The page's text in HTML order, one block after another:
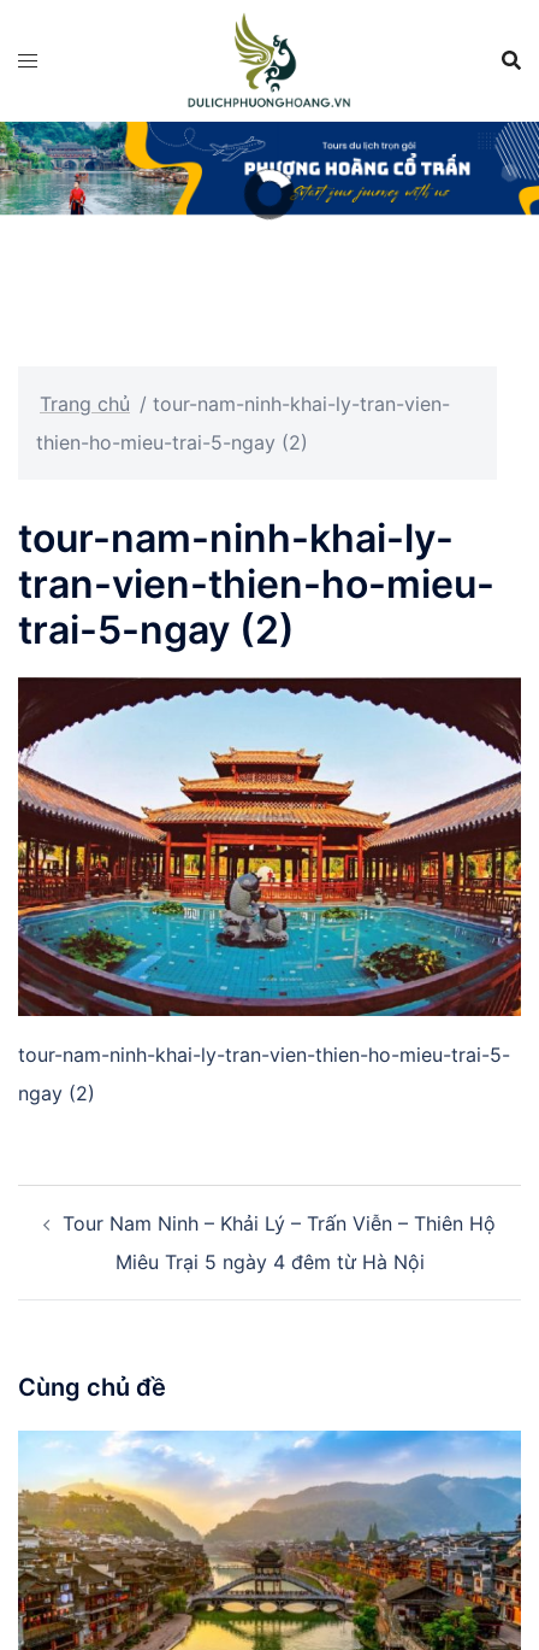
đến
dung
Trang chủ / tour-nam-ninh-khai-ly-tran-vien-
thien-ho-mieu-trai-5-ngay (2)
tour-nam-ninh-khai-ly-
tran-vien-thien-ho-mieu-
trai-5-ngay (2)
tour-nam-ninh-khai-ly-tran-vien-thien-ho-mieu-trai-5-
ngay (2)
hướng
viết
Tour Nam Ninh – Khải Lý – Trấn Viễn – Thiên Hộ
Miêu Trại 5 ngày 4 đêm từ Hà Nội
Cùng chủ đề